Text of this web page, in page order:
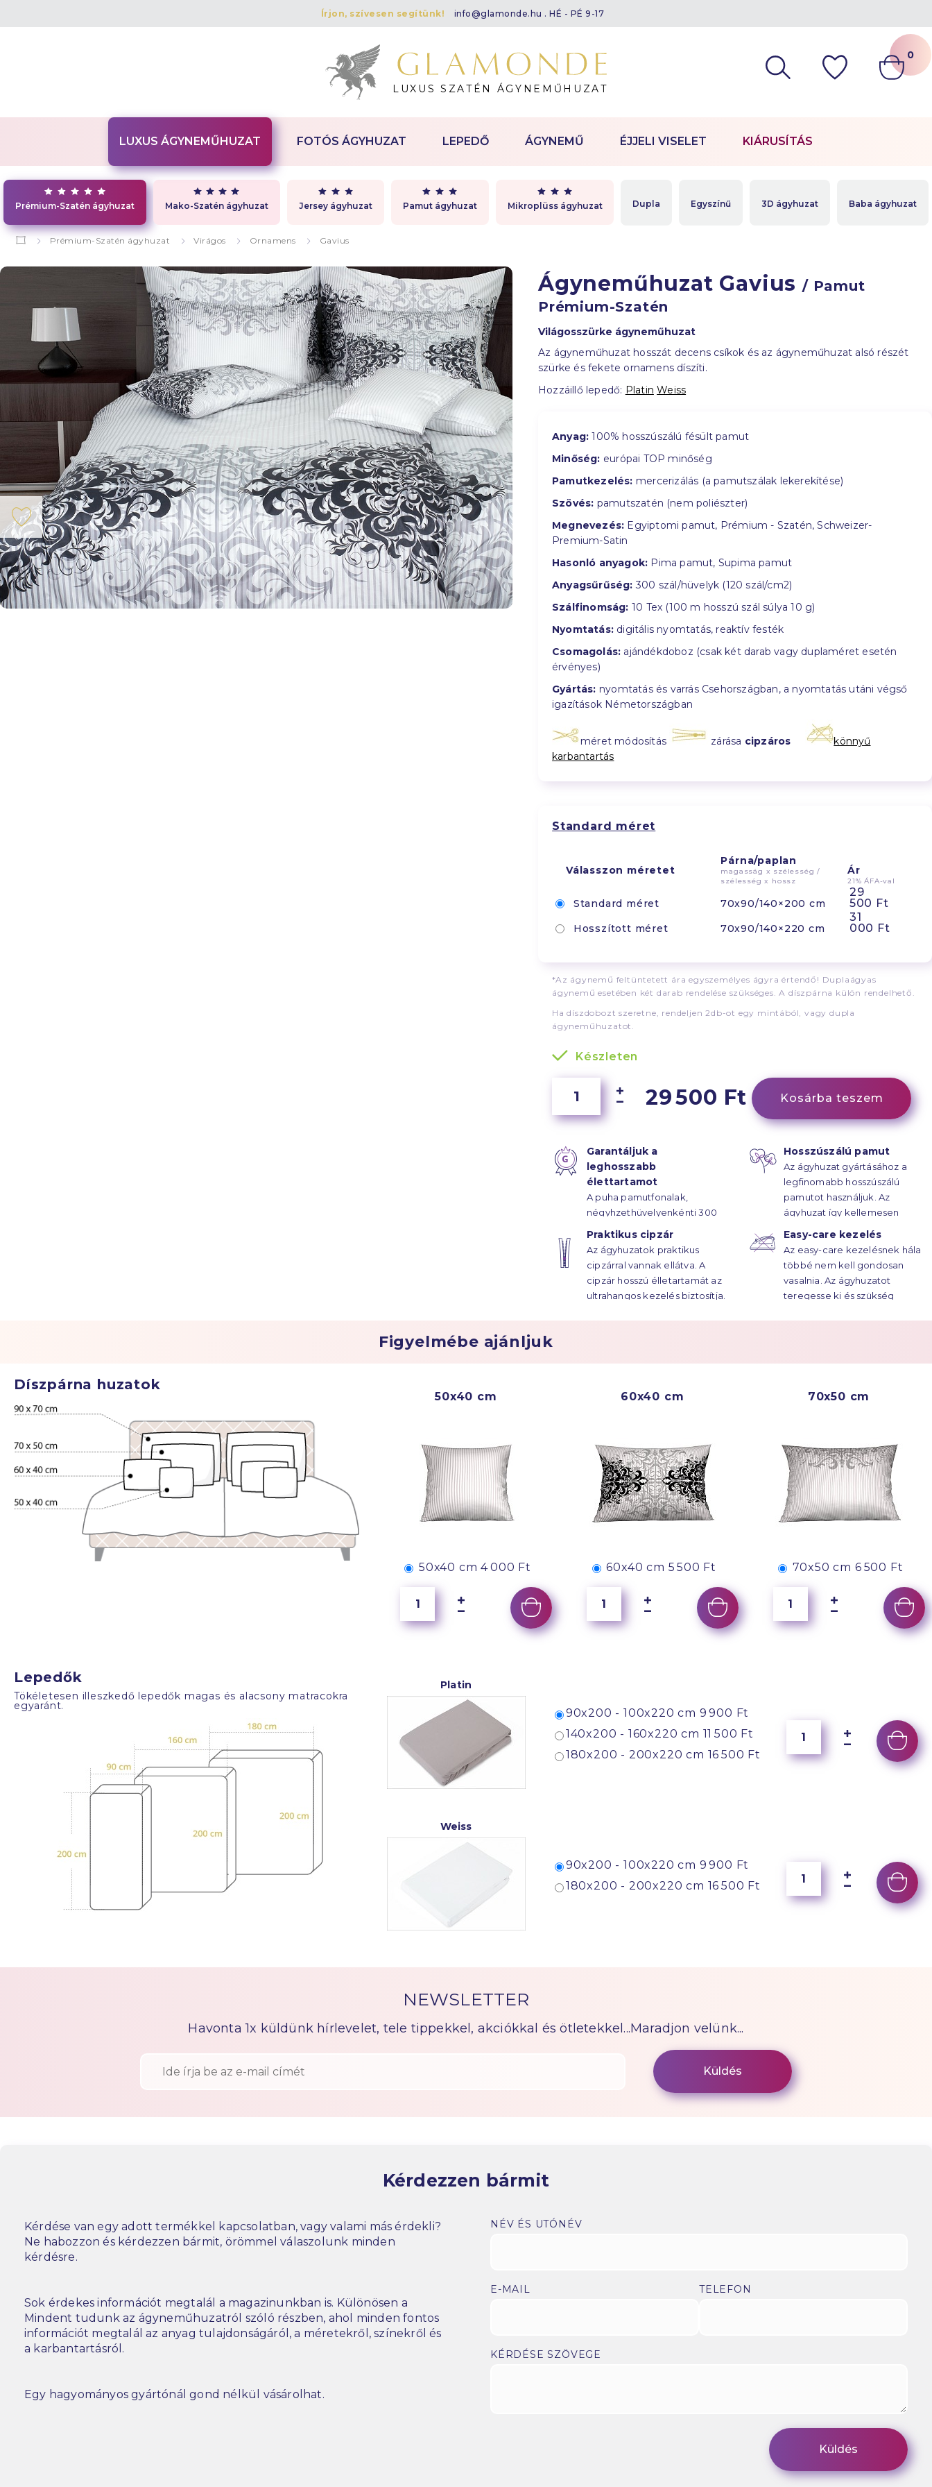
Írjon, szívesen segítünk! info@glamonde.hu . HÉ - PÉ 9-17
LUXUS SZATÉN ÁGYNEMŰHUZAT
0
LUXUS ÁGYNEMŰHUZAT
Prémium-Szatén ágyhuzat Mako-Szatén ágyhuzat Jersey ágyhuzat Pamut ágyhuzat Mikroplüss ágyhuzat Dupla Egyszínű 3D ágyhuzat Baba ágyhuzat
FOTÓS ÁGYHUZAT LEPEDŐ ÁGYNEMŰ ÉJJELI VISELET KIÁRUSÍTÁS
Prémium-Szatén ágyhuzat Virágos Ornamens Gavius
Ágyneműhuzat Gavius/ Pamut
Prémium-Szatén
Világosszürke ágyneműhuzat
Az ágyneműhuzat hosszát decens csíkok és az ágyneműhuzat alsó részét
szürke és fekete ornamens díszíti.
Hozzáillő lepedő: Platin Weiss
Anyag: 100% hosszúszálú fésült pamut
Minőség: európai TOP minőség
Pamutkezelés: mercerizálás (a pamutszálak lekerekítése)
Szövés: pamutszatén (nem poliészter)
Megnevezés: Egyiptomi pamut, Prémium - Szatén, Schweizer-
Premium-Satin
Hasonló anyagok: Pima pamut, Supima pamut
Anyagsűrűség: 300 szál/hüvelyk (120 szál/cm2)
Szálfinomság: 10 Tex (100 m hosszú szál súlya 10 g)
Nyomtatás: digitális nyomtatás, reaktív festék
Csomagolás: ajándékdoboz (csak két darab vagy duplaméret esetén
érvényes)
Gyártás: nyomtatás és varrás Csehországban, a nyomtatás utáni végső
igazítások Németországban
méret módosítás zárása cipzáros
könnyű
karbantartás
Standard méret
Válasszon méretet
Párna/paplan
magasság x szélesség /
szélesség x hossz
Ár
21% ÁFA-val
Standard méret 70x90/140×200 cm
29
500 Ft
Hosszított méret 70x90/140×220 cm
31
000 Ft
*Az ágynemű feltüntetett ára egyszemélyes ágyra értendő! Duplaágyas
ágynemű esetében két darab rendelése szükséges. A díszpárna külön rendelhető.
Ha díszdobozt szeretne, rendeljen 2db-ot egy mintából, vagy dupla
ágyneműhuzatot.
Készleten
29 500 Ft Kosárba teszem
Garantáljuk a
leghosszabb
élettartamot
A puha pamutfonalak,
négyhzethüvelyenkénti 300
szál sűrűsségű
szaténkötésének hála, az
ágyhuzatok élettartama
évtizedekre húzódik.
Hosszúszálú pamut
Az ágyhuzat gyártásához a
legfinomabb hosszúszálú
pamutot használjuk. Az
ágyhuzat így kellemesen
Praktikus cipzár
Az ágyhuzatok praktikus
cipzárral vannak ellátva. A
cipzár hosszú élletartamát az
ultrahangos kezelés biztosítja.
Easy-care kezelés
Az easy-care kezelésnek hála
többé nem kell gondosan
vasalnia. Az ágyhuzatot
teregesse ki és szükség
Figyelmébe ajánljuk
Díszpárna huzatok
50x40 cm
50x40 cm 4 000 Ft
60x40 cm
60x40 cm 5 500 Ft
70x50 cm
70x50 cm 6 500 Ft
Lepedők
Tökéletesen illeszkedő lepedők magas és alacsony matracokra
egyaránt.
Platin
90x200 - 100x220 cm 9 900 Ft
140x200 - 160x220 cm 11 500 Ft
180x200 - 200x220 cm 16 500 Ft
Weiss
90x200 - 100x220 cm 9 900 Ft
180x200 - 200x220 cm 16 500 Ft
NEWSLETTER
Havonta 1x küldünk hírlevelet, tele tippekkel, akciókkal és ötletekkel...Maradjon velünk...
Kérdezzen bármit
Kérdése van egy adott termékkel kapcsolatban, vagy valami más érdekli?
Ne habozzon és kérdezzen bármit, örömmel válaszolunk minden
kérdésre.
Sok érdekes információt megtalál a magazinunkban is. Különösen a
Mindent tudunk az ágyneműhuzatról szóló részben, ahol minden fontos
információt megtalál az anyag tulajdonságáról, a méretekről, színekről és
a karbantartásról.
Egy hagyományos gyártónál gond nélkül vásárolhat.
NÉV ÉS UTÓNÉV
E-MAIL TELEFON
KÉRDÉSE SZÖVEGE